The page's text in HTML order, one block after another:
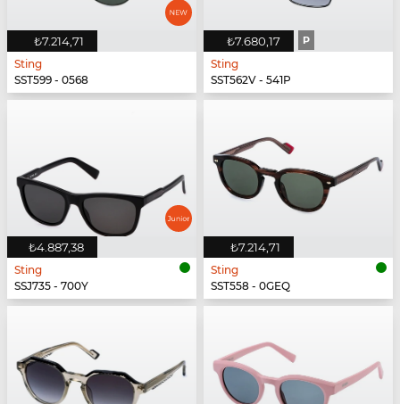
₺7.214,71
Sting
SST599 - 0568
₺7.680,17 P
Sting
SST562V - 541P
₺4.887,38
Sting
SSJ735 - 700Y
₺7.214,71
Sting
SST558 - 0GEQ